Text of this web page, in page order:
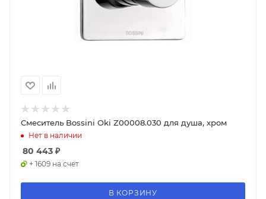
Смеситель Bossini Oki Z00008.030 для душа, хром
Нет в наличии
80 443 ₽
+ 1609 на счет
В КОРЗИНУ